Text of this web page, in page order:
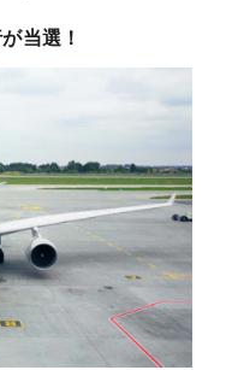
当選！